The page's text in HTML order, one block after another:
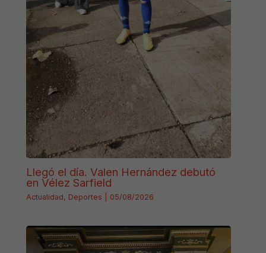
Llegó el día. Valen Hernández debutó
en Vélez Sarfield
Actualidad, Deportes 05/08/2026